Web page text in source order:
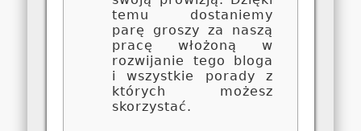
temu dostaniemy
parę groszy za naszą
pracę włożoną w
rozwijanie tego bloga
i wszystkie porady z
których możesz
skorzystać.